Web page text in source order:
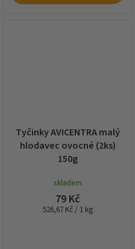
Tyčinky AVICENTRA malý
hlodavec ovocné (2ks)
150g
skladem
79 Kč
Měrná
526,67 Kč / 1 kg